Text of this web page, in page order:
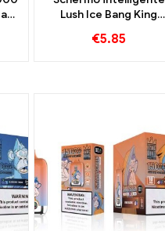
Lush Ice Bang King
perfettamente
€5.85